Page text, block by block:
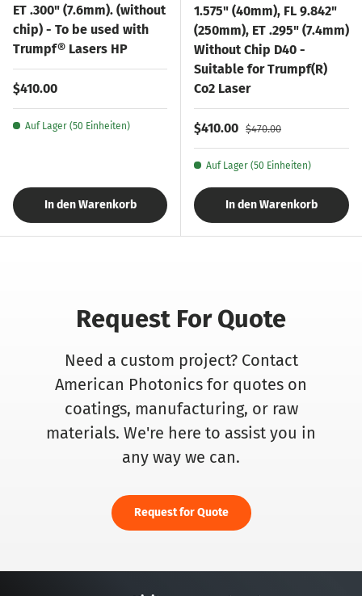
ET .300" (7.6mm). (without
chip) - To be used with
Trumpf® Lasers HP
Normaler Preis
$410.00
Auf Lager (50 Einheiten)
In den Warenkorb
1.575" (40mm), FL 9.842"
(250mm), ET .295" (7.4mm)
Without Chip D40 -
Suitable for Trumpf(R)
Co2 Laser
Verkaufspreis
$410.00 Normaler Preis
$470.00
Auf Lager (50 Einheiten)
In den Warenkorb
Request For Quote
Need a custom project? Contact
American Photonics for quotes on
coatings, manufacturing, or raw
materials. We're here to assist you in
any way we can.
Request for Quote